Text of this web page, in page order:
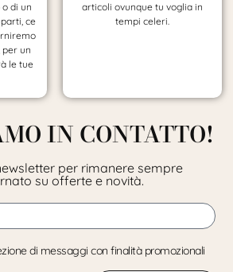
di un
ce
un
le tue
articoli ovunque tu voglia in
tempi celeri.
IN CONTATTO!
per rimanere sempre
su offerte e novità.
di messaggi con finalità promozionali